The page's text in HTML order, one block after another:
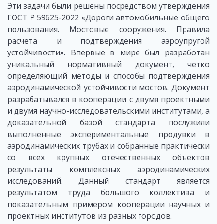
Эти задачи были решены посредством утверждения
ГОСТ Р 59625-2022 «Дороги автомобильные общего
пользования. Мостовые сооружения. Правила
расчета и подтверждения аэроупругой
устойчивости». Впервые в мире был разработан
уникальный нормативный документ, четко
определяющий методы и способы подтверждения
аэродинамической устойчивости мостов. Документ
разрабатывался в кооперации с двумя проектными
и двумя научно-исследовательскими институтами, а
доказательной базой стандарта послужили
выполненные экспериментальные продувки в
аэродинамических трубах и собранные практически
со всех крупных отечественных объектов
результаты комплексных аэродинамических
исследований. Данный стандарт является
результатом труда большого коллектива и
показательным примером кооперации научных и
проектных институтов из разных городов.